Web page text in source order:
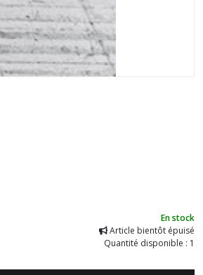
En stock
Article bientôt épuisé
Quantité disponible : 1